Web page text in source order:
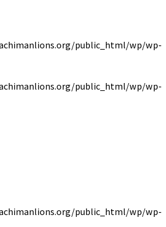
public_html/wp/wp-
public_html/wp/wp-
public_html/wp/wp-